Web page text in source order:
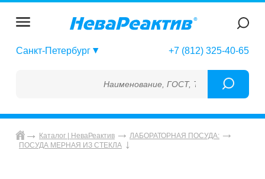
Санкт-Петербург +7 (812) 325-40-65
Наименование, ГОСТ, ТУ, ГСО, МСО,
Каталог | НеваРеактив
ЛАБОРАТОРНАЯ ПОСУДА:
ПОСУДА МЕРНАЯ ИЗ СТЕКЛА